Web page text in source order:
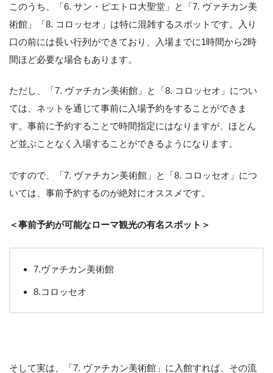
このうち、「6. サン・ピエトロ大聖堂」と「7. ヴァチカン美
術館」「8. コロッセオ」は特に混雑するスポットです。入り
口の前には長い行列ができており、入場までに1時間から2時
間ほど必要な場合もあります。
ただし、「7. ヴァチカン美術館」と「8. コロッセオ」につい
ては、ネットを通じて事前に入場予約をすることができま
す。事前に予約することで時間指定にはなりますが、ほとん
ど並ぶことなく入場することができるようになります。
ですので、「7. ヴァチカン美術館」と「8. コロッセオ」につ
いては、事前予約するのが絶対にオススメです。
＜事前予約が可能なローマ観光の有名スポット＞
7.ヴァチカン美術館
8.コロッセオ
そして実は、「7. ヴァチカン美術館」に入館すれば、その流